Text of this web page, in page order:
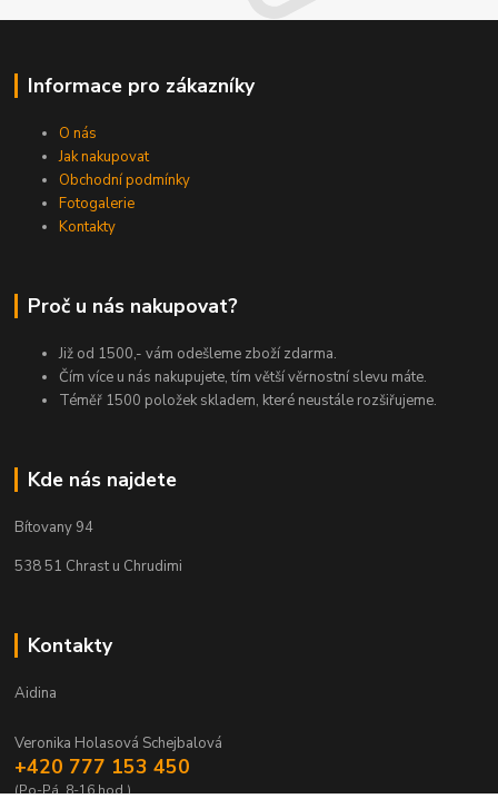
Informace pro zákazníky
O nás
Jak nakupovat
Obchodní podmínky
Fotogalerie
Kontakty
Proč u nás nakupovat?
Již od 1500,- vám odešleme zboží zdarma.
Čím více u nás nakupujete, tím větší věrnostní slevu máte.
Téměř 1500 položek skladem, které neustále rozšiřujeme.
Kde nás najdete
Bítovany 94
538 51 Chrast u Chrudimi
Kontakty
Aidina
Veronika Holasová Schejbalová
+420 777 153 450
(Po-Pá, 8-16 hod.)